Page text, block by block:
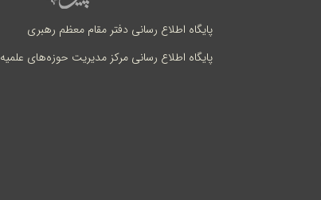
پایگاه اطلاع رسانی دفتر مقام معظم رهبری
پایگاه اطلاع رسانی مرکز مدیریت حوزه‌های علمیه